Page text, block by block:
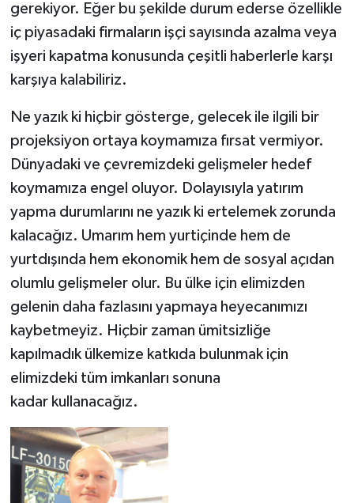
gerekiyor. Eğer bu şekilde durum ederse özellikle
iç piyasadaki firmaların işçi sayısında azalma veya
işyeri kapatma konusunda çeşitli haberlerle karşı
karşıya kalabiliriz.
Ne yazık ki hiçbir gösterge, gelecek ile ilgili bir
projeksiyon ortaya koymamıza fırsat vermiyor.
Dünyadaki ve çevremizdeki gelişmeler hedef
koymamıza engel oluyor. Dolayısıyla yatırım
yapma durumlarını ne yazık ki ertelemek zorunda
kalacağız. Umarım hem yurtiçinde hem de
yurtdışında hem ekonomik hem de sosyal açıdan
olumlu gelişmeler olur. Bu ülke için elimizden
gelenin daha fazlasını yapmaya heyecanımızı
kaybetmeyiz. Hiçbir zaman ümitsizliğe
kapılmadık ülkemize katkıda bulunmak için
elimizdeki tüm imkanları sonuna
kadar kullanacağız.